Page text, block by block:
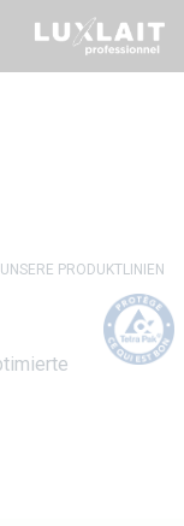
UNSERE PRODUKTLINIEN